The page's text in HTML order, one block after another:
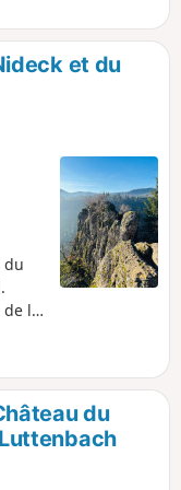
et le rocher
et du
du
la
du
du